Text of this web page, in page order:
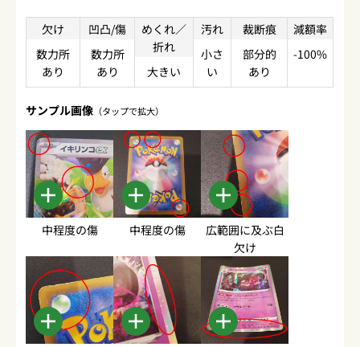
欠け
数力所
あり
凹凸/傷
数力所
あり
めくれ／
折れ
大きい
汚れ
小さ
い
裁断痕
部分的
あり
減額率
-100%
サンプル画像 （タップで拡大）
中程度の傷 中程度の傷
広範囲に及ぶ白
欠け